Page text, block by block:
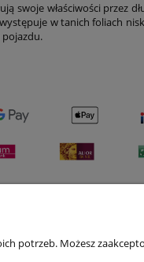
swoje właściwości przez
w tanich foliach
Informacje
potrzeb. Możesz